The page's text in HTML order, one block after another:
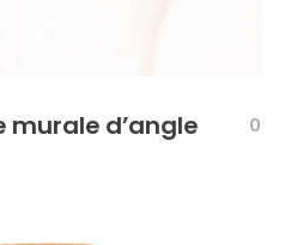
murale d’angle 0